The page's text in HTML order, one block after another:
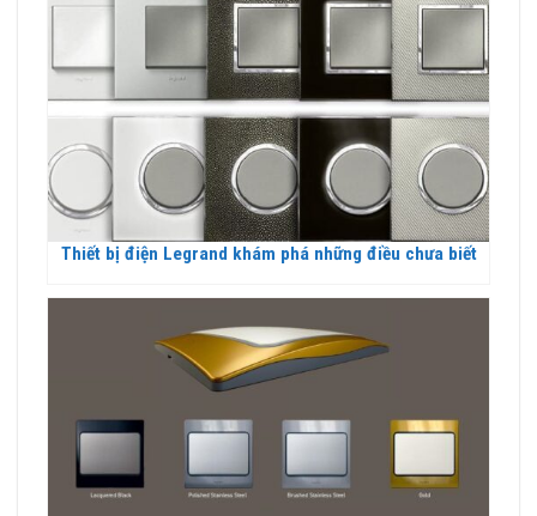
Thiết bị điện Legrand khám phá những điều chưa biết